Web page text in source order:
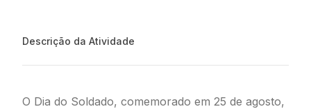
Descrição da Atividade
O Dia do Soldado, comemorado em 25 de agosto,